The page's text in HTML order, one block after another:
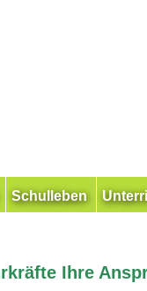
Schulleben
Ihre